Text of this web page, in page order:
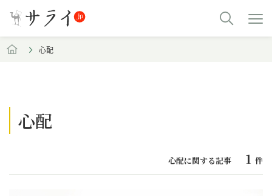
心配
心配
心配に関する記事 1 件